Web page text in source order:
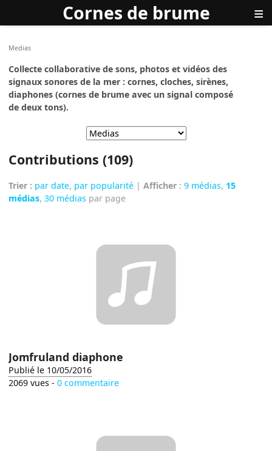
Cornes de brume ≡
Medias
Collecte collaborative de sons, photos et vidéos des
signaux sonores de la mer : cornes, cloches, sirènes,
diaphones (cornes de brume avec un signal composé
de deux tons).
Contributions (109)
Trier : par date, par popularité |Afficher :9 médias, 15
médias,30 médias par page
Jomfruland diaphone
Publié le 10/05/2016
2069 vues -0 commentaire